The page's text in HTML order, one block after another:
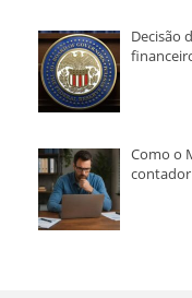
Decisão
Como o
contador